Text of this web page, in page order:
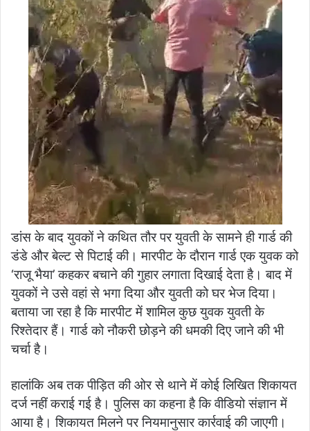
डांस के बाद युवकों ने कथित तौर पर युवती के सामने ही गार्ड की
डंडे और बेल्ट से पिटाई की। मारपीट के दौरान गार्ड एक युवक को
‘राजू भैया’ कहकर बचाने की गुहार लगाता दिखाई देता है। बाद में
युवकों ने उसे वहां से भगा दिया और युवती को घर भेज दिया।
बताया जा रहा है कि मारपीट में शामिल कुछ युवक युवती के
रिश्तेदार हैं। गार्ड को नौकरी छोड़ने की धमकी दिए जाने की भी
चर्चा है।
हालांकि अब तक पीड़ित की ओर से थाने में कोई लिखित शिकायत
दर्ज नहीं कराई गई है। पुलिस का कहना है कि वीडियो संज्ञान में
आया है। शिकायत मिलने पर नियमानुसार कार्रवाई की जाएगी।